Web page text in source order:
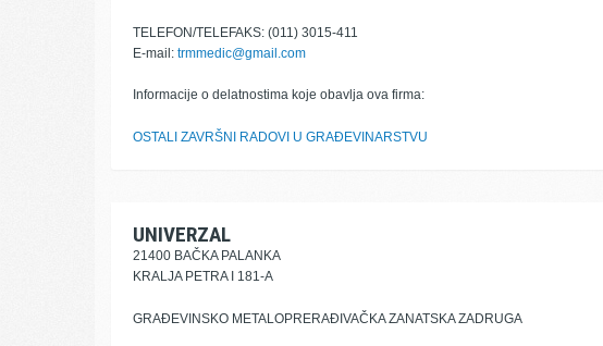
TELEFON/TELEFAKS: (011) 3015-411
E-mail: trmmedic@gmail.com
Informacije o delatnostima koje obavlja ova firma:
OSTALI ZAVRŠNI RADOVI U GRAĐEVINARSTVU
UNIVERZAL
21400 BAČKA PALANKA
KRALJA PETRA I 181-A
GRAĐEVINSKO METALOPRERAĐIVAČKA ZANATSKA ZADRUGA